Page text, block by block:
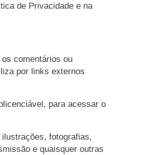
de Privacidade e na
comentários ou
por links externos
para acessar o
fotografias,
e quaisquer outras